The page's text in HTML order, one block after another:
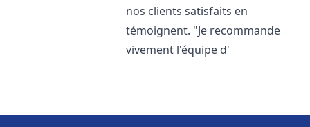
nos clients satisfaits en
témoignent. "Je recommande
vivement l'équipe d'